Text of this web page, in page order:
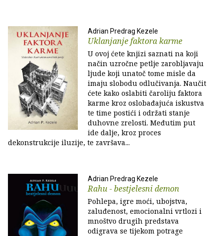
Adrian Predrag Kezele
Uklanjanje faktora karme
U ovoj ćete knjizi saznati na koji
način uzročne petlje zarobljavaju
ljude koji unatoč tome misle da
imaju slobodu odlučivanja. Naučit
ćete kako oslabiti čaroliju faktora
karme kroz oslobađajuća iskustva
te time postići i održati stanje
duhovne zrelosti. Međutim put
ide dalje, kroz proces
dekonstrukcije iluzije, te završava...
Adrian Predrag Kezele
Rahu - bestjelesni demon
Pohlepa, igre moći, ubojstva,
zaluđenost, emocionalni vrtlozi i
mnoštvo drugih predstava
odigrava se tijekom potrage